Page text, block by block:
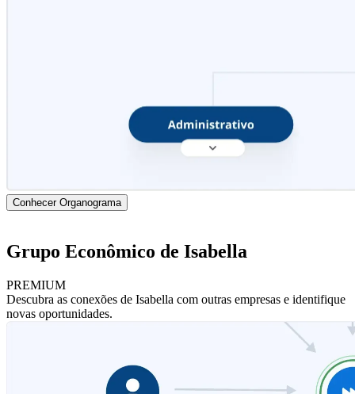
Conhecer Organograma
Grupo Econômico de Isabella
PREMIUM
Descubra as conexões de Isabella com outras empresas e identifique
novas oportunidades.